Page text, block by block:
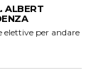
ALBERT
elettive per andare